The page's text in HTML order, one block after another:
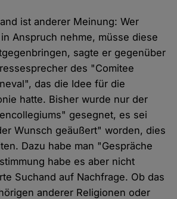
ist anderer Meinung: Wer
Anspruch nehme, müsse diese
sagte er gegenüber
des "Comitee
das die Idee für die
hatte. Bisher wurde nur der
gesegnet, es sei
Wunsch geäußert" worden, dies
Dazu habe man "Gespräche
habe es aber nicht
Suchand auf Nachfrage. Ob das
anderer Religionen oder